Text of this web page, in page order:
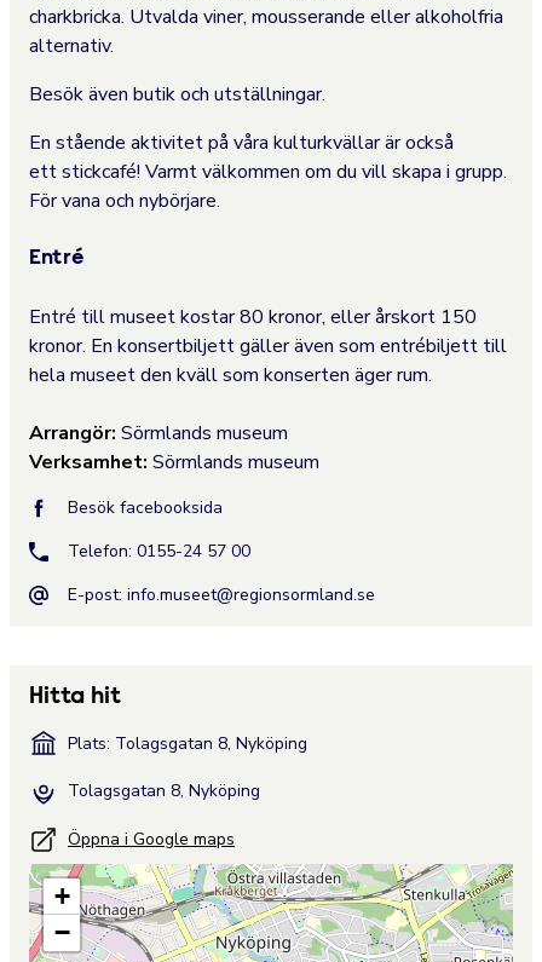
charkbricka. Utvalda viner, mousserande eller alkoholfria
alternativ.
Besök även butik och utställningar.
En stående aktivitet på våra kulturkvällar är också
ettstickcafé! Varmt välkommen om du vill skapa i grupp.
För vana och nybörjare.
Entré
Entré till museet kostar 80 kronor, eller årskort 150
kronor. En konsertbiljett gäller även som entrébiljett till
hela museet den kväll som konserten äger rum.
Arrangör: Sörmlands museum
Verksamhet: Sörmlands museum
Besök facebooksida
Telefon: 0155-24 57 00
E-post: info.museet@regionsormland.se
Hitta hit
Plats: Tolagsgatan 8, Nyköping
Tolagsgatan 8, Nyköping
Öppna i Google maps
+
−